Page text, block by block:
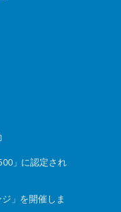
」に認定され
」を開催しま